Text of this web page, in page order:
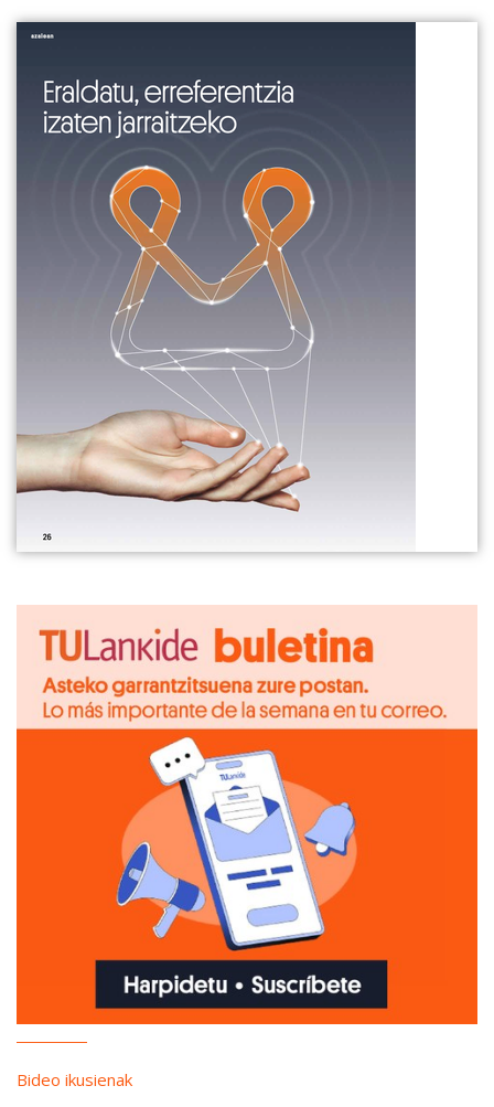
Bideo ikusienak